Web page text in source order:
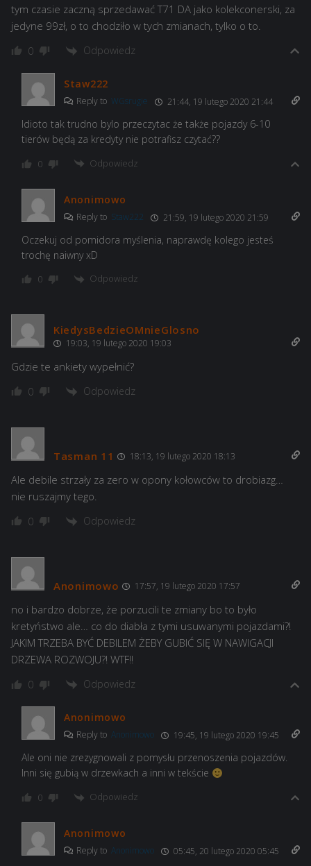
tym czasie zaczną sprzedawać T71 DA jako kolekconerski, za
jedyne 99zł, o to chodziło w tych zmianach, tylko o to.
0 Odpowiedz
Staw222
Reply to WGsrugie 21:44, 19 lutego 2020 21:44
Idioto tak trudno bylo przeczytac że także pojazdy 6-10
tierów będą za kredyty nie potrafisz czytać??
0 Odpowiedz
Anonimowo
Reply to Staw222 21:59, 19 lutego 2020 21:59
Oczekuj od pomidora myślenia, naprawdę kolego jesteś
trochę naiwny xD
0 Odpowiedz
KiedysBedzieOMnieGlosno
19:03, 19 lutego 2020 19:03
Gdzie te ankiety wypełnić?
0 Odpowiedz
Tasman 11 18:13, 19 lutego 2020 18:13
Ale debile strzały za zero w opony kołowców to drobiazg…
nie ruszajmy tego.
0 Odpowiedz
Anonimowo 17:57, 19 lutego 2020 17:57
no i bardzo dobrze, że porzucili te zmiany bo to było
kretyństwo ale… co do diabła z tymi usuwanymi pojazdami?!
JAKIM TRZEBA BYĆ DEBILEM ŻEBY GUBIĆ SIĘ W NAWIGACJI
DRZEWA ROZWOJU?! WTF!!
0 Odpowiedz
Anonimowo
Reply to Anonimowo 19:45, 19 lutego 2020 19:45
Ale oni nie zrezygnowali z pomysłu przenoszenia pojazdów.
Inni się gubią w drzewkach a inni w tekście
0 Odpowiedz
Anonimowo
Reply to Anonimowo 05:45, 20 lutego 2020 05:45